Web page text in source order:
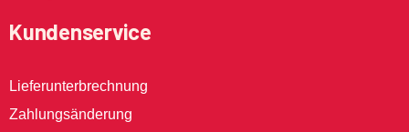
Kundenservice
Lieferunterbrechnung
Zahlungsänderung